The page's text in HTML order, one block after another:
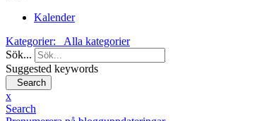
Kalender
Kategorier:
Alla kategorier
Sök...
Suggested keywords
Search
x
Search